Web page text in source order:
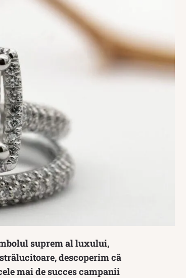
suprem al luxului,
descoperim că
mai de succes campanii